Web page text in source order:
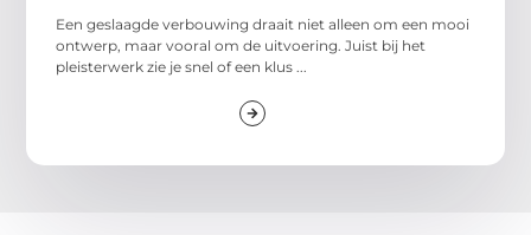
Een geslaagde verbouwing draait niet alleen om een mooi
ontwerp, maar vooral om de uitvoering. Juist bij het
pleisterwerk zie je snel of een klus ...